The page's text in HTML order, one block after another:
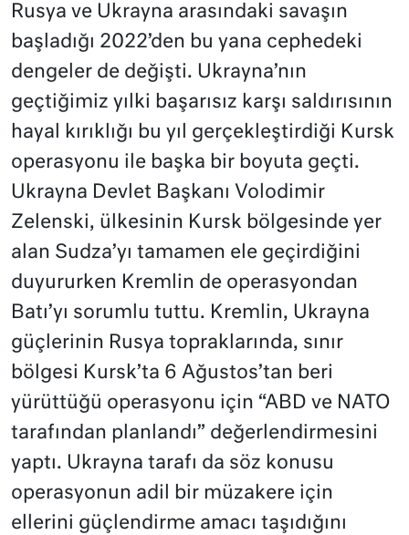
Rusya ve Ukrayna arasındaki savaşın
başladığı 2022’den bu yana cephedeki
dengeler de değişti. Ukrayna’nın
geçtiğimiz yılki başarısız karşı saldırısının
hayal kırıklığı bu yıl gerçekleştirdiği Kursk
operasyonu ile başka bir boyuta geçti.
Ukrayna Devlet Başkanı Volodimir
Zelenski, ülkesinin Kursk bölgesinde yer
alan Sudza’yı tamamen ele geçirdiğini
duyururken Kremlin de operasyondan
Batı’yı sorumlu tuttu. Kremlin, Ukrayna
güçlerinin Rusya topraklarında, sınır
bölgesi Kursk’ta 6 Ağustos’tan beri
yürüttüğü operasyonu için “ABD ve NATO
tarafından planlandı” değerlendirmesini
yaptı. Ukrayna tarafı da söz konusu
operasyonun adil bir müzakere için
ellerini güçlendirme amacı taşıdığını